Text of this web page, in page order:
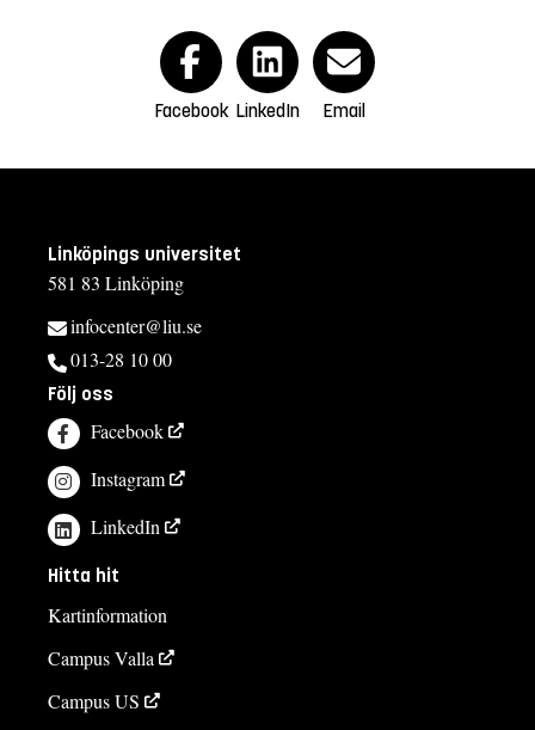
Facebook LinkedIn Email
Linköpings universitet
581 83 Linköping
infocenter@liu.se
013-28 10 00
Följ oss
Facebook
Instagram
LinkedIn
Hitta hit
Kartinformation
Campus Valla
Campus US